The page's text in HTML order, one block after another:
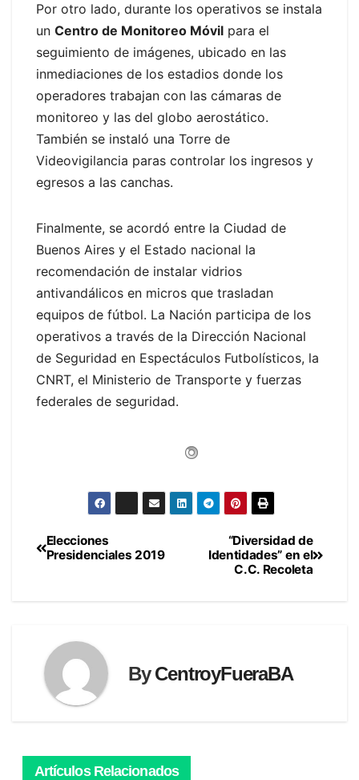
Por otro lado, durante los operativos se instala
un Centro de Monitoreo Móvil para el
seguimiento de imágenes, ubicado en las
inmediaciones de los estadios donde los
operadores trabajan con las cámaras de
monitoreo y las del globo aerostático.
También se instaló una Torre de
Videovigilancia paras controlar los ingresos y
egresos a las canchas.
Finalmente, se acordó entre la Ciudad de
Buenos Aires y el Estado nacional la
recomendación de instalar vidrios
antivandálicos en micros que trasladan
equipos de fútbol. La Nación participa de los
operativos a través de la Dirección Nacional
de Seguridad en Espectáculos Futbolísticos, la
CNRT, el Ministerio de Transporte y fuerzas
federales de seguridad.
Navegación
“Diversidad de
Identidades” en el
C.C. Recoleta
Elecciones
Presidenciales 2019
ByCentroyFueraBA
Artículos Relacionados